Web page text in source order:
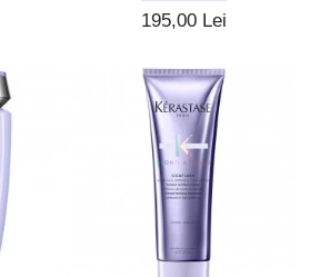
195,00 Lei